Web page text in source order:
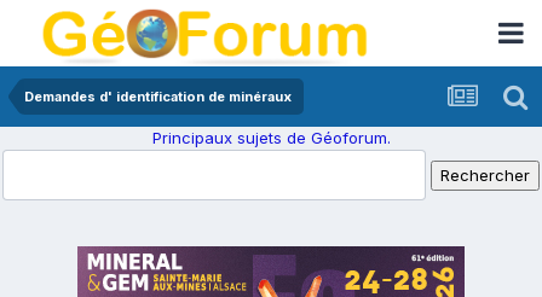
Demandes d' identification de minéraux
Principaux sujets de Géoforum.